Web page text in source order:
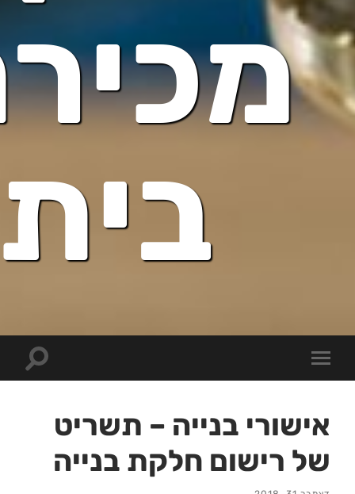
Toggle
mobile
Toggle
אישורי בנייה – תשריט
של רישום חלקת בנייה